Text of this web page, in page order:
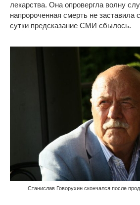
лекарства. Она опровергла волну
напророченная смерть не заставила
сутки предсказание СМИ сбылось.
Станислав Говорухин скончался после